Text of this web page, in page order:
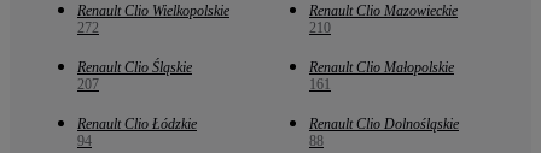
Renault Clio Wielkopolskie
272
Renault Clio Mazowieckie
210
Renault Clio Śląskie
207
Renault Clio Małopolskie
161
Renault Clio Łódzkie
94
Renault Clio Dolnośląskie
88